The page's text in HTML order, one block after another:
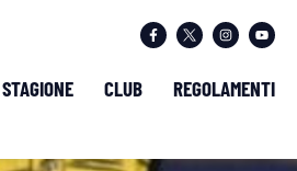
STAGIONE CLUB REGOLAMENTI